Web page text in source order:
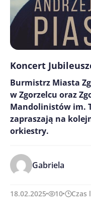
Koncert
Burmistrz Miasta
w Zgorzelcu oraz
Mandolinistów im.
zapraszają na
orkiestry.
Gabriela
18.02.2025 10 Czas